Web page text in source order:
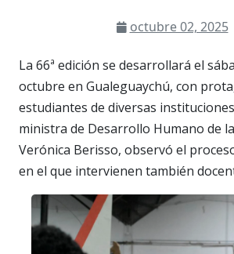
octubre 02, 2025
La 66ª edición se desarrollará el
octubre en Gualeguaychú, con
estudiantes de diversas
ministra de Desarrollo Humano de
Verónica Berisso, observó el
en el que intervienen también